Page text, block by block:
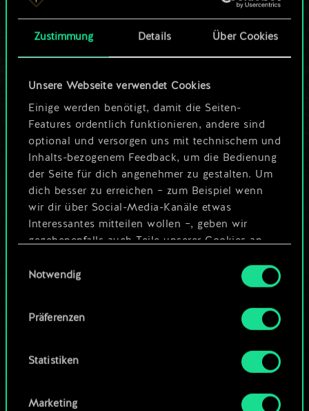
Zustimmung Details Über Cookies
Unsere Webseite verwendet Cookies
Einige werden benötigt, damit die Seiten-
Features ordentlich funktionieren, andere sind
optional und versorgen uns mit technischem und
Inhalts-bezogenem Feedback, um die Bedienung
der Seite für dich angenehmer zu gestalten. Um
dich besser zu erreichen – zum Beispiel wenn
wir dir über Social-Media-Kanäle etwas
Interessantes mitteilen wollen –, geben wir
gegebenenfalls auch Teile unserer Cookies an
Cookies erfordert allerdings deine Zustimmung.
Alle Details zu unserer Nutzung von Cookies
findest du unten im Menü „Einstellungen“, wo
um das Thema Cookies ändern kannst.
Notwendig
Präferenzen
Statistiken
Marketing
Karten.
Wo es doch so viel
mehr sein kann!
Deck benennen und Leitfaden
erstellen
Deck bearbeiten
ODER
Community-Decks durchsuchen